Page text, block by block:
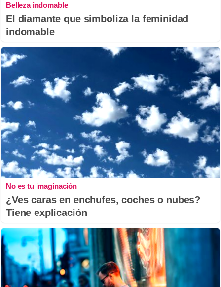
Belleza indomable
El diamante que simboliza la feminidad
indomable
No es tu imaginación
¿Ves caras en enchufes, coches o nubes?
Tiene explicación